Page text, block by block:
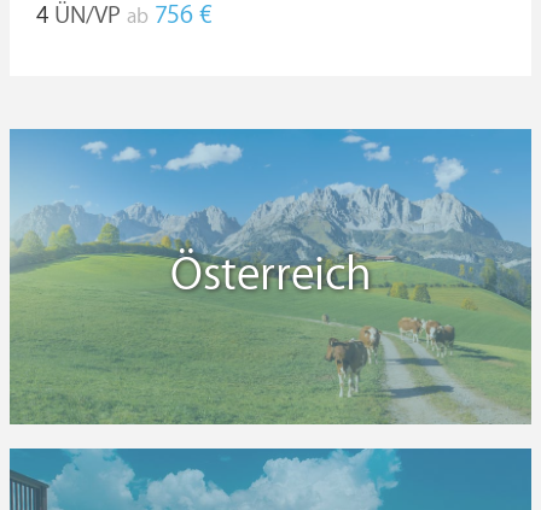
4 ÜN/VP ab 756 €
Österreich